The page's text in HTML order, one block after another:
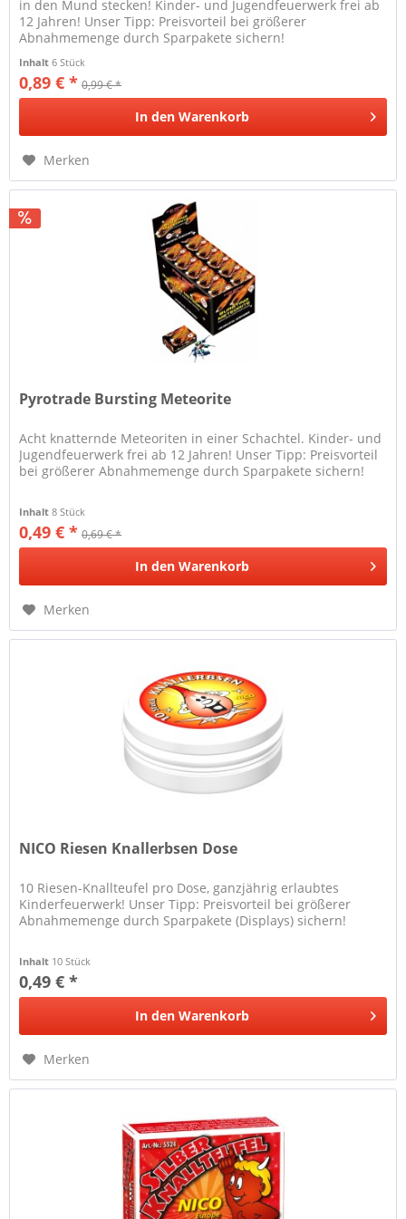
in den Mund stecken! Kinder- und Jugendfeuerwerk frei ab
12 Jahren! Unser Tipp: Preisvorteil bei größerer
Abnahmemenge durch Sparpakete sichern!
Inhalt6 Stück
0,89 € * 0,99 € *
In den Warenkorb
Merken
Pyrotrade Bursting Meteorite
Acht knatternde Meteoriten in einer Schachtel. Kinder- und
Jugendfeuerwerk frei ab 12 Jahren! Unser Tipp: Preisvorteil
bei größerer Abnahmemenge durch Sparpakete sichern!
Inhalt8 Stück
0,49 € * 0,69 € *
In den Warenkorb
Merken
NICO Riesen Knallerbsen Dose
10 Riesen-Knallteufel pro Dose, ganzjährig erlaubtes
Kinderfeuerwerk! Unser Tipp: Preisvorteil bei größerer
Abnahmemenge durch Sparpakete (Displays) sichern!
Inhalt 10 Stück
0,49 € *
In den Warenkorb
Merken